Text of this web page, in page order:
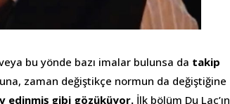
bu yönde bazı imalar bulunsa da takip
zaman değiştikçe normun da değiştiğine
edinmiş gibi gözüküyor. İlk bölüm Du Lac’ın